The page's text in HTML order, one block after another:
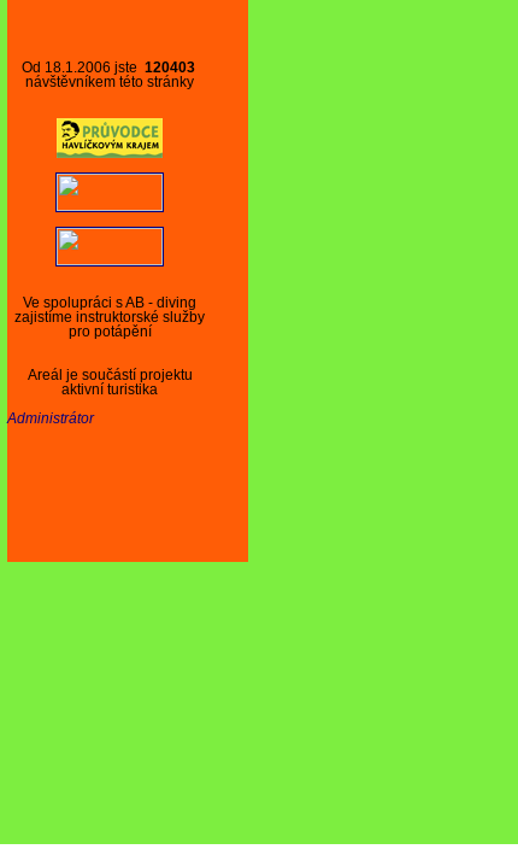
Od 18.1.2006 jste 120403
návštěvníkem této stránky
Ve spolupráci s AB - diving
zajistíme instruktorské služby
pro potápění
Areál je součástí projektu
aktivní turistika
Administrátor